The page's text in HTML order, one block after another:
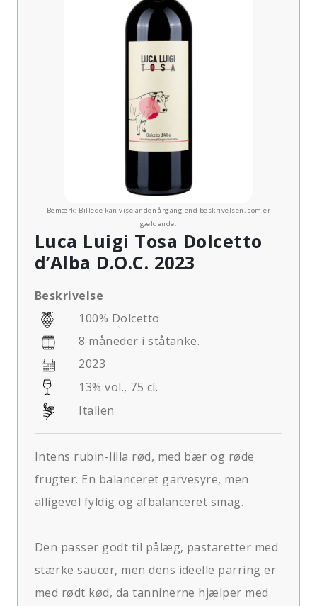
Bemærk: Billede kan vise anden årgang end beskrivelsen, som er
gældende.
Luca Luigi Tosa Dolcetto
d’Alba D.O.C. 2023
Beskrivelse
100% Dolcetto
8 måneder i ståtanke.
2023
13% vol., 75 cl.
Italien
Intens rubin-lilla rød, med bær og røde
frugter. En balanceret garvesyre, men
alligevel fyldig og afbalanceret smag.
Den passer godt til pålæg, pastaretter med
stærke saucer, men dens ideelle parring er
med rødt kød, da tanninerne hjælper med